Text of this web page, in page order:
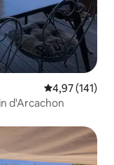
Évaluation
4,97 (141)
d'Arcachon